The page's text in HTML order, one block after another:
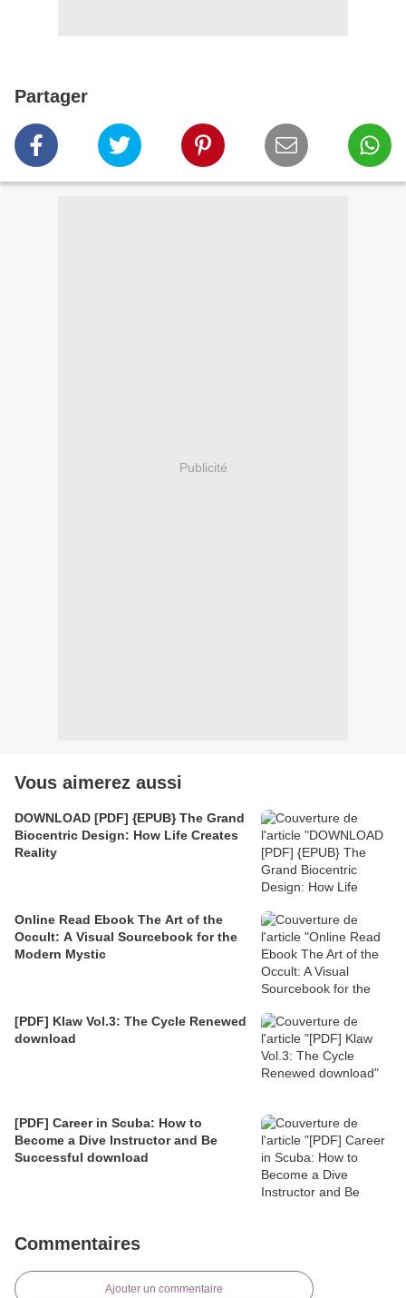
Partager
Publicité
Vous aimerez aussi
DOWNLOAD [PDF] {EPUB} The Grand
Biocentric Design: How Life Creates
Reality
Online Read Ebook The Art of the
Occult: A Visual Sourcebook for the
Modern Mystic
[PDF] Klaw Vol.3: The Cycle Renewed
download
[PDF] Career in Scuba: How to
Become a Dive Instructor and Be
Successful download
Commentaires
Ajouter un commentaire